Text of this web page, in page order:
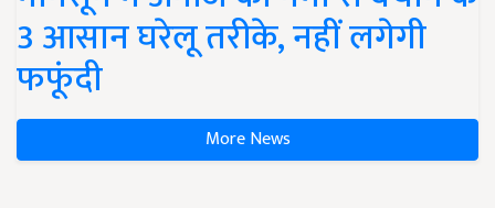
3 आसान घरेलू तरीके, नहीं लगेगी
फफूंदी
More News